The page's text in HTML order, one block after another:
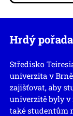
Hrdý
Středisko
univerzita v
zajišťovat, aby
univerzitě byly v
také studentům